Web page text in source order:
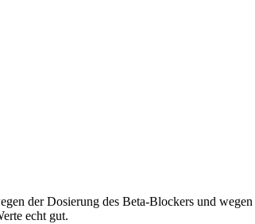
der Dosierung des Beta-Blockers und
echt gut.